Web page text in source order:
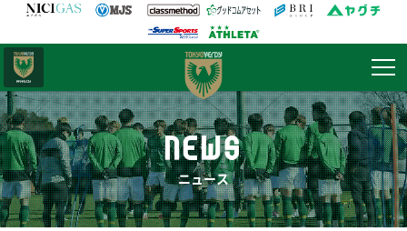
NEWS
ニュース